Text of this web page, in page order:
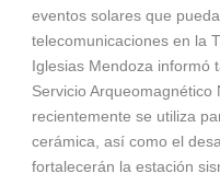
eventos solares que
telecomunicaciones en la
Iglesias Mendoza informó
Servicio
recientemente se utiliza
cerámica, así como el
fortalecerán la estación